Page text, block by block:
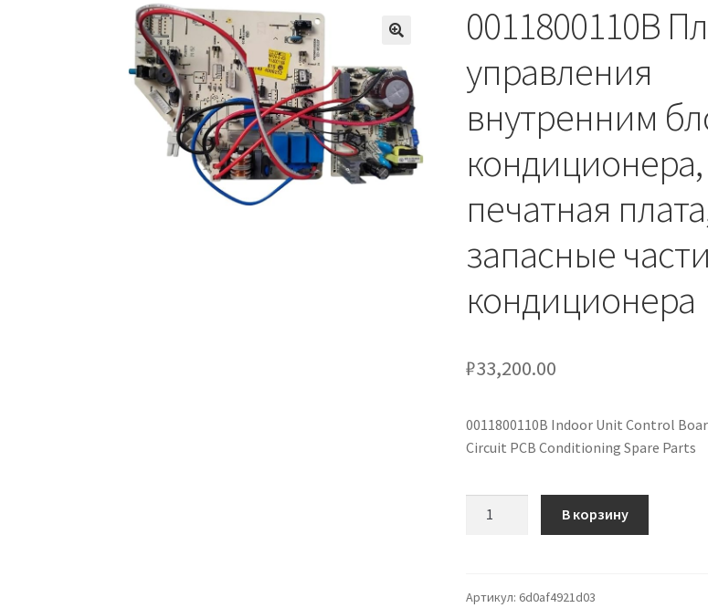
0011800110B
управления
внутренним
кондиционера,
печатная
запасные
кондиционера
₽33,200.00
0011800110B Indoor Unit Control
Circuit PCB Conditioning Spare Parts
управления
В корзину
Артикул: 6d0af4921d03